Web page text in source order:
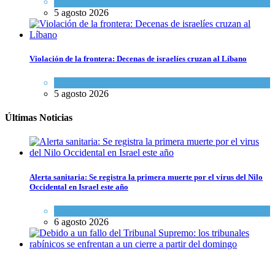
5 agosto 2026
Violación de la frontera: Decenas de israelíes cruzan al Líbano
5 agosto 2026
Últimas Noticias
Alerta sanitaria: Se registra la primera muerte por el virus del Nilo
Occidental en Israel este año
6 agosto 2026